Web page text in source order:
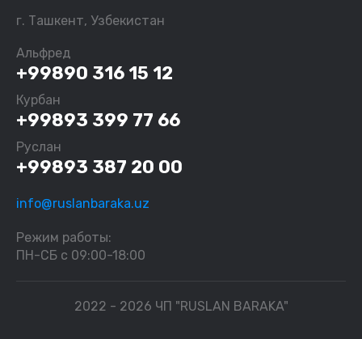
г. Ташкент, Узбекистан
Альфред
+99890 316 15 12
Курбан
+99893 399 77 66
Руслан
+99893 387 20 00
info@ruslanbaraka.uz
Режим работы:
ПН-СБ с 09:00-18:00
2022 - 2026 ЧП "RUSLAN BARAKA"